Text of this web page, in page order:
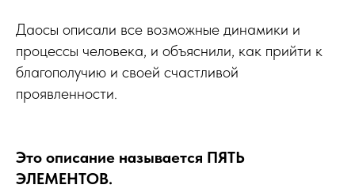
Даосы описали все возможные динамики и
процессы человека, и объяснили, как прийти к
благополучию и своей счастливой
проявленности.
Это описание называется ПЯТЬ
ЭЛЕМЕНТОВ.